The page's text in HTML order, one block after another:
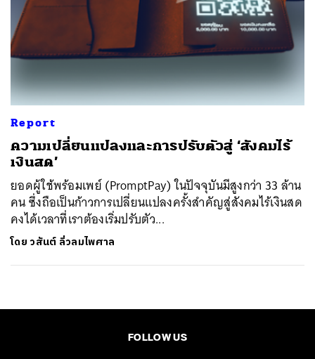
Report
ความเปลี่ยนแปลงและการปรับตัวสู่ ‘สังคมไร้
เงินสด’
ยอดผู้ใช้พร้อมเพย์ (PromptPay) ในปัจจุบันมีสูงกว่า 33 ล้าน
คน ซึ่งถือเป็นก้าวการเปลี่ยนแปลงครั้งสำคัญสู่สังคมไร้เงินสด
คงได้เวลาที่เราต้องเริ่มปรับตัว...
โดยวสันต์ ลิ่วลมไพศาล
FOLLOW US
SHARE TWEET LINE EMAIL